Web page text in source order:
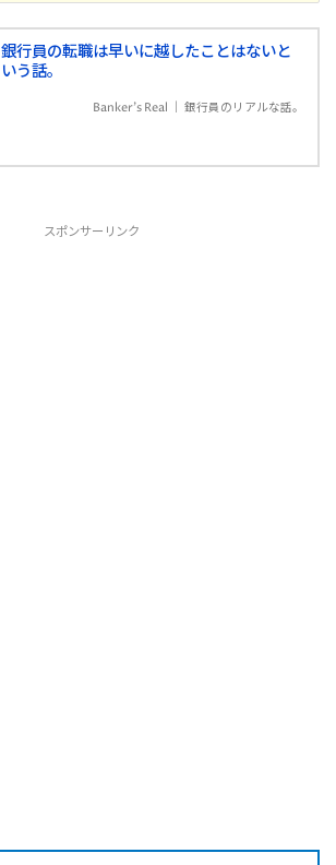
銀行員の転職は早いに越したことはないと
いう話。
Banker's Real ｜ 銀行員のリアルな話。
スポンサーリンク